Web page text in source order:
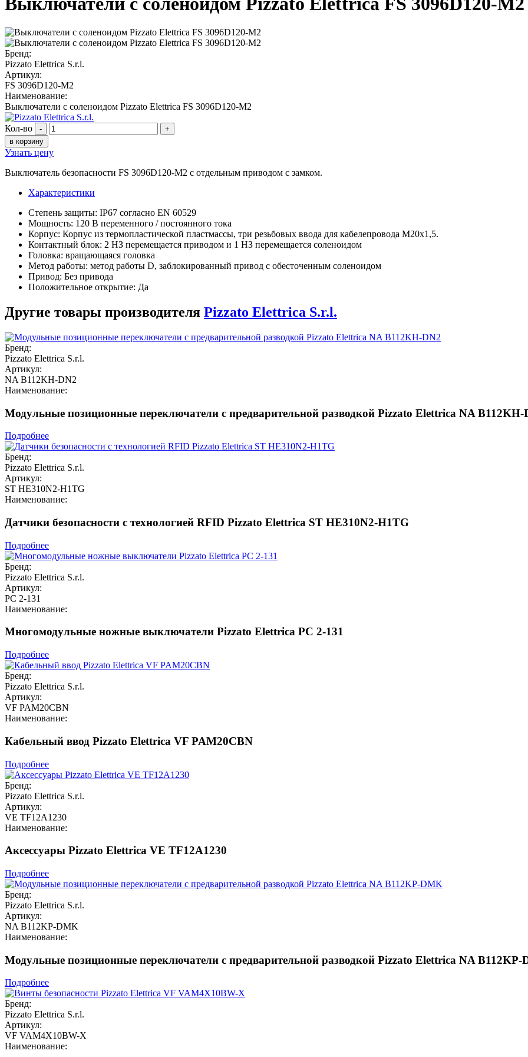
Бренд:
Pizzato Elettrica S.r.l.
Артикул:
FS 3096D120-M2
Наименование:
Выключатели с соленоидом Pizzato Elettrica FS 3096D120-M2
Кол-во -
+
в корзину
Узнать цену
Выключатель безопасности FS 3096D120-M2 с отдельным приводом с замком.
Характеристики
Степень защиты: IP67 согласно EN 60529
Мощность: 120 В переменного / постоянного тока
Корпус: Корпус из термопластической пластмассы, три резьбовых ввода для кабелепровода M20x1,5.
Контактный блок: 2 НЗ перемещается приводом и 1 НЗ перемещается соленоидом
Головка: вращающаяся головка
Метод работы: метод работы D, заблокированный привод с обесточенным соленоидом
Привод: Без привода
Положительное открытие: Да
Другие товары производителя Pizzato Elettrica S.r.l.
Бренд:
Pizzato Elettrica S.r.l.
Артикул:
NA B112KH-DN2
Наименование:
Модульные позиционные переключатели с предварительной разводкой Pizzato Elettrica NA B112KH-
Подробнее
Бренд:
Pizzato Elettrica S.r.l.
Артикул:
ST HE310N2-H1TG
Наименование:
Датчики безопасности с технологией RFID Pizzato Elettrica ST HE310N2-H1TG
Подробнее
Бренд:
Pizzato Elettrica S.r.l.
Артикул:
PC 2-131
Наименование:
Многомодульные ножные выключатели Pizzato Elettrica PC 2-131
Подробнее
Бренд:
Pizzato Elettrica S.r.l.
Артикул:
VF PAM20CBN
Наименование:
Кабельный ввод Pizzato Elettrica VF PAM20CBN
Подробнее
Бренд:
Pizzato Elettrica S.r.l.
Артикул:
VE TF12A1230
Наименование:
Аксессуары Pizzato Elettrica VE TF12A1230
Подробнее
Бренд:
Pizzato Elettrica S.r.l.
Артикул:
NA B112KP-DMK
Наименование:
Модульные позиционные переключатели с предварительной разводкой Pizzato Elettrica NA B112KP-
Подробнее
Бренд:
Pizzato Elettrica S.r.l.
Артикул:
VF VAM4X10BW-X
Наименование: